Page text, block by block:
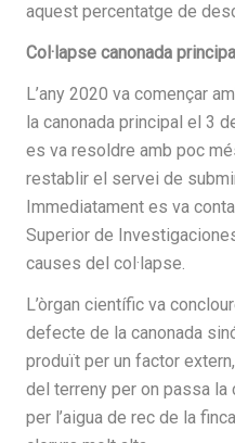
aquest percentatge de
Col·lapse canonada
L’any 2020 va començar
la canonada principal el 3
es va resoldre amb poc
restablir el servei de
Immediatament es va
Superior de
causes del col·lapse.
L’òrgan científic va
defecte de la canonada
produït per un factor
del terreny per on passa la
per l’aigua de rec de la